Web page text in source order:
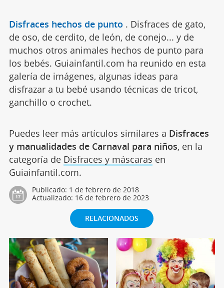
Disfraces hechos de punto . Disfraces de gato,
de oso, de cerdito, de león, de conejo... y de
muchos otros animales hechos de punto para
los bebés. Guiainfantil.com ha reunido en esta
galería de imágenes, algunas ideas para
disfrazar a tu bebé usando técnicas de tricot,
ganchillo o crochet.
Puedes leer más artículos similares a Disfraces
y manualidades de Carnaval para niños, en la
categoría de Disfraces y máscaras en
Guiainfantil.com.
Publicado: 1 de febrero de 2018
Actualizado: 16 de febrero de 2023
RELACIONADOS